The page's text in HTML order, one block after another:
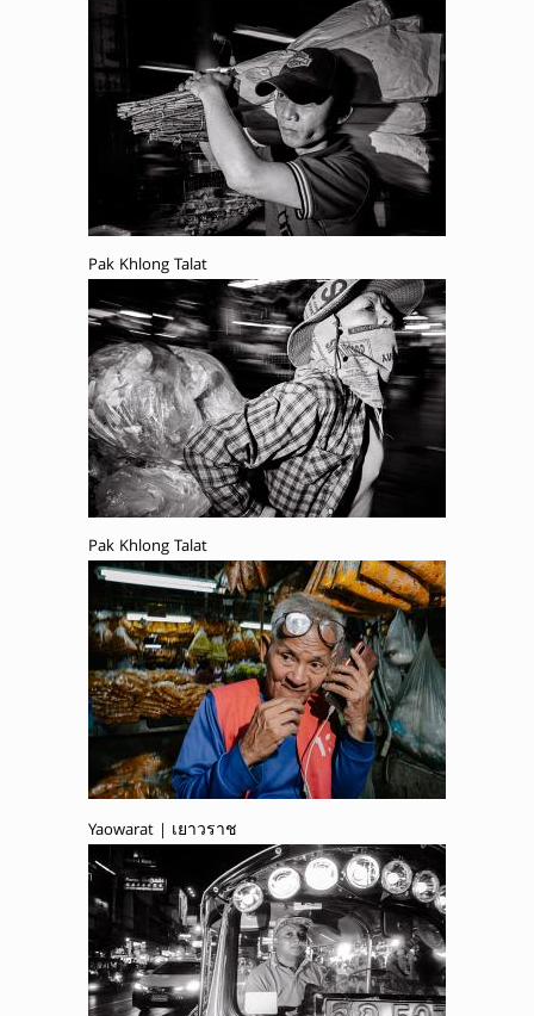
Pak Khlong Talat
Pak Khlong Talat
Yaowarat | เยาวราช